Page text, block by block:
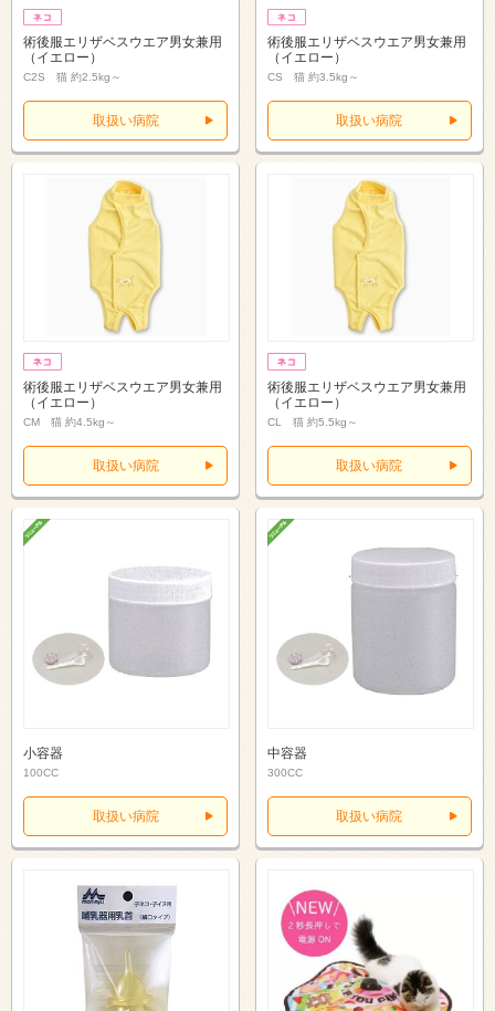
術後服エリザベスウエア男女兼用
（イエロー）
C2S 猫 約2.5kg～
取扱い病院
術後服エリザベスウエア男女兼用
（イエロー）
CS 猫 約3.5kg～
取扱い病院
術後服エリザベスウエア男女兼用
（イエロー）
CM 猫 約4.5kg～
取扱い病院
術後服エリザベスウエア男女兼用
（イエロー）
CL 猫 約5.5kg～
取扱い病院
小容器
100CC
取扱い病院
中容器
300CC
取扱い病院